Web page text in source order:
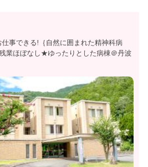
仕事できる!｛自然に囲まれた精神科病
業ほぼなし★ゆったりとした病棟＠丹波